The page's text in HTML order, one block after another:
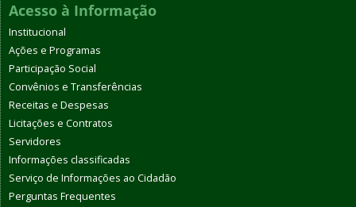
Acesso à Informação
Institucional
Ações e Programas
Participação Social
Convênios e Transferências
Receitas e Despesas
Licitações e Contratos
Servidores
Informações classificadas
Serviço de Informações ao Cidadão
Perguntas Frequentes